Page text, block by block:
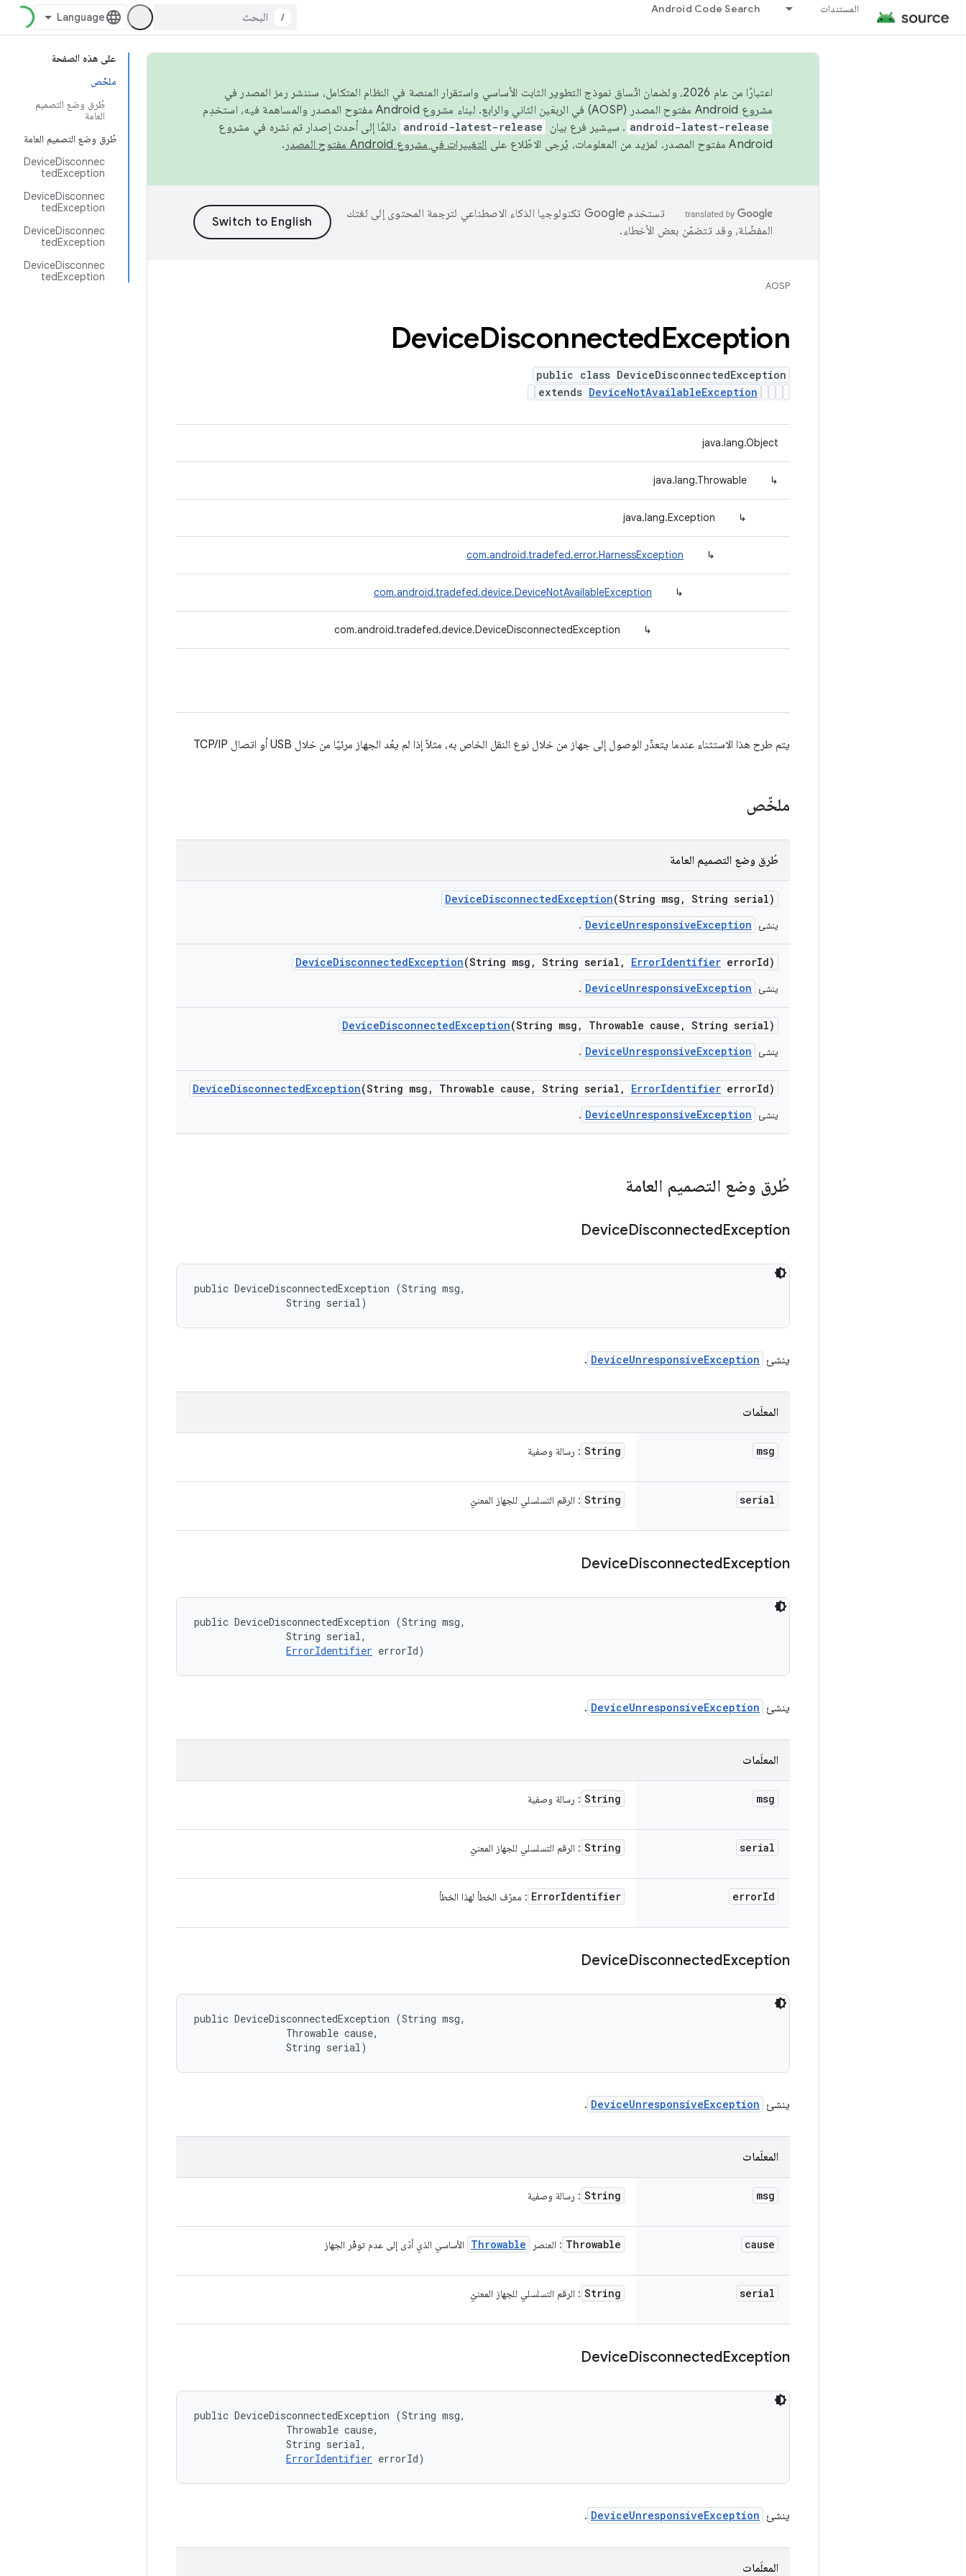
المستندات Android Code Search
/
على هذه الصفحة
ملخّص
طُرق وضع التصميم
العامة
طُرق وضع التصميم العامة
DeviceDisconnec
tedException
DeviceDisconnec
tedException
DeviceDisconnec
tedException
DeviceDisconnec
tedException
اعتبارًا من عام 2026، ولضمان اتّساق نموذج التطوير الثابت الأساسي واستقرار المنصة في النظام المتكامل، سننشر رمز المصدر في
مشروع Android مفتوح المصدر (AOSP) في الربعَين الثاني والرابع. لبناء مشروع Android مفتوح المصدر والمساهمة فيه، استخدِم
android-latest-release . سيشير فرع بيان android-latest-release دائمًا إلى أحدث إصدار تم نشره في مشروع
Android مفتوح المصدر. لمزيد من المعلومات، يُرجى الاطّلاع على
التغييرات في مشروع Android مفتوح المصدر .
تستخدم Google تكنولوجيا الذكاء الاصطناعي لترجمة المحتوى إلى لغتك
المفضّلة، وقد تتضمّن بعض الأخطاء.
AOSP
‫DeviceDisconnectedException
public class DeviceDisconnectedException
extends DeviceNotAvailableException
java.lang.Object
↳
java.lang.Throwable
↳
java.lang.Exception
↳
com.android.tradefed.error.HarnessException
↳
com.android.tradefed.device.DeviceNotAvailableException
↳
com.android.tradefed.device.DeviceDisconnectedException
يتم طرح هذا الاستثناء عندما يتعذّر الوصول إلى جهاز من خلال نوع النقل الخاص به، مثلاً إذا لم يعُد الجهاز مرئيًا من خلال USB أو اتصال TCP/IP
ملخّص
طُرق وضع التصميم العامة
DeviceDisconnectedException(String msg , String serial)
ينشئ DeviceUnresponsiveException
.
DeviceDisconnectedException(String msg , String serial , ErrorIdentifier errorId)
ينشئ DeviceUnresponsiveException
.
DeviceDisconnectedException(String msg , Throwable cause , String serial)
ينشئ DeviceUnresponsiveException
.
DeviceDisconnectedException(String msg , Throwable cause , String serial , ErrorIdentifier errorId)
ينشئ DeviceUnresponsiveException
.
طُرق وضع التصميم العامة
DeviceDisconnectedException
public DeviceDisconnectedException (String msg,
                String serial)
ينشئ DeviceUnresponsiveException
.
المعلَمات
msg
String : رسالة وصفية
serial
String : الرقم التسلسلي للجهاز المعنيّ
DeviceDisconnectedException
public DeviceDisconnectedException (String msg,
                String serial,
ErrorIdentifier errorId)
ينشئ DeviceUnresponsiveException
.
المعلَمات
msg
String : رسالة وصفية
serial
String : الرقم التسلسلي للجهاز المعنيّ
errorId
ErrorIdentifier : معرّف الخطأ لهذا الخطأ
DeviceDisconnectedException
public DeviceDisconnectedException (String msg,
                Throwable cause,
                String serial)
ينشئ DeviceUnresponsiveException
.
المعلَمات
msg
String : رسالة وصفية
cause
Throwable : العنصر Throwable الأساسي الذي أدّى إلى عدم توفّر الجهاز
serial
String : الرقم التسلسلي للجهاز المعنيّ
DeviceDisconnectedException
public DeviceDisconnectedException (String msg,
                Throwable cause,
                String serial,
ErrorIdentifier errorId)
ينشئ DeviceUnresponsiveException
.
المعلَمات